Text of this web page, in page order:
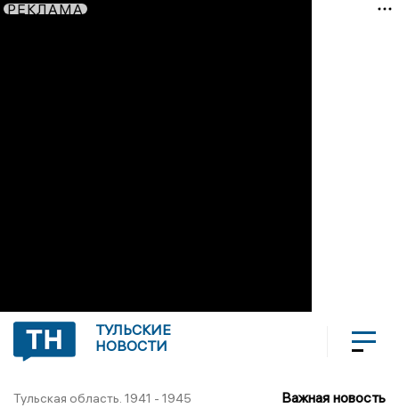
РЕКЛАМА
ТУЛЬСКИЕ
НОВОСТИ
Тульская область. 1941 - 1945 Важная новость